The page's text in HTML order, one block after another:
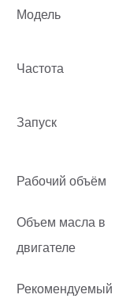
Модель
Частота
Запуск
Рабочий объём
Объем масла в
двигателе
Рекомендуемый